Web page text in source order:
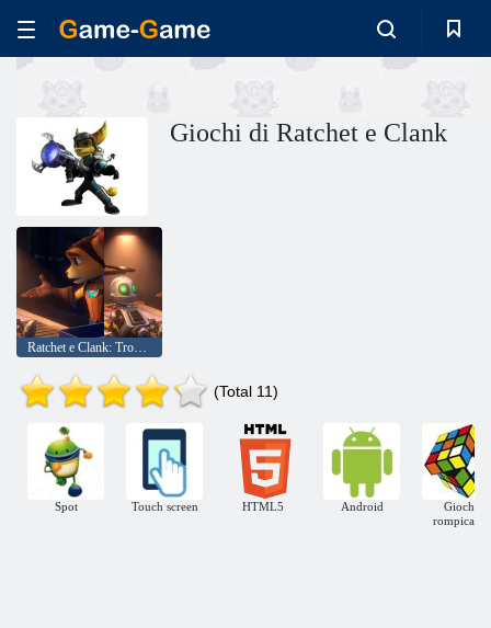
Giochi di Ratchet e Clank
Ratchet e Clank: Trova le differenze
(Total 11)
Spot Touch screen HTML5 Android
Giochi
rompicapo